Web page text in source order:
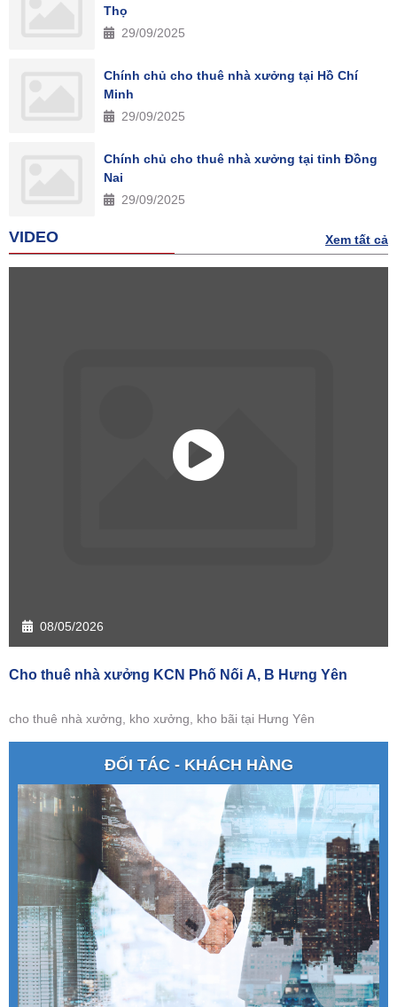
Thọ
29/09/2025
Chính chủ cho thuê nhà xưởng tại Hồ Chí
Minh
29/09/2025
Chính chủ cho thuê nhà xưởng tại tỉnh Đồng
Nai
29/09/2025
VIDEO Xem tất cả
08/05/2026
Cho thuê nhà xưởng KCN Phố Nối A, B Hưng Yên
cho thuê nhà xưởng, kho xưởng, kho bãi tại Hưng Yên
ĐỐI TÁC - KHÁCH HÀNG